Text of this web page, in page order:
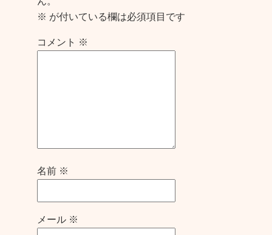
※ が付いている欄は必須項目です
コメント ※
名前 ※
メール ※